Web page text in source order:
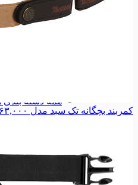
کیف
کیف
کیف کمری
همه دسته
وایت برد
همه دسته بندی
کمربند بچگانه تک سبد مدل TS09 ۶۳,۰۰۰